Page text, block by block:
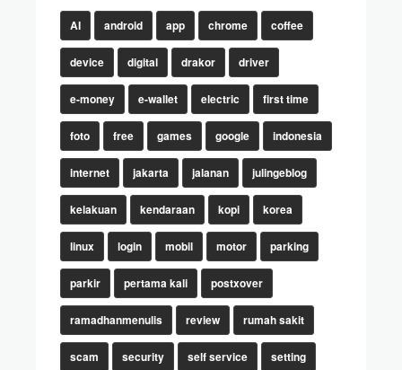
AI android app chrome coffee
device digital drakor driver
e-money e-wallet electric first time
foto free games google indonesia
internet jakarta jalanan julingeblog
kelakuan kendaraan kopi korea
linux login mobil motor parking
parkir pertama kali postxover
ramadhanmenulis review rumah sakit
scam security self service setting